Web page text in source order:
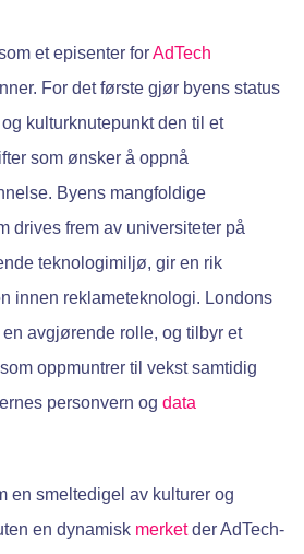
et episenter forAdTech
For det første gjør byens status
kulturknutepunkt den til et
som ønsker å oppnå
Byens mangfoldige
drives frem av universiteter på
teknologimiljø, gir en rik
innen reklameteknologi. Londons
avgjørende rolle, og tilbyr et
oppmuntrer til vekst samtidig
personvern og data
en smeltedigel av kulturer og
en dynamisk merketder AdTech-